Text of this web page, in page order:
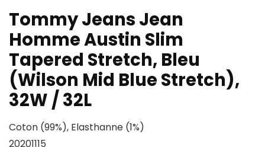
Tommy Jeans Jean
Homme Austin Slim
Tapered Stretch, Bleu
(Wilson Mid Blue Stretch),
32W / 32L
Coton (99%), Elasthanne (1%)
20201115